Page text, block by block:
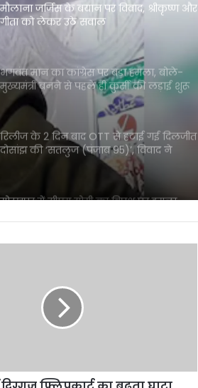
मौलाना जर्जिस के बयान पर विवाद, श्रीकृष्ण और
गीता को लेकर उठे सवाल
भगवंत मान का कांग्रेस पर बड़ा हमला, बोले-
मुख्यमंत्री बनने से पहले ही कुर्सी की लड़ाई शुरू
रिलीज के 2 दिन बाद OTT से हटाई गई दिलजीत
दोसांझ की ‘सतलुज (पंजाब 95)’, विवाद ने
गोरखपुर में सीएम योगी का विपक्ष पर हमला,
‘भारत भाग्य विधाता’ की बॉक्स ऑफिस पर